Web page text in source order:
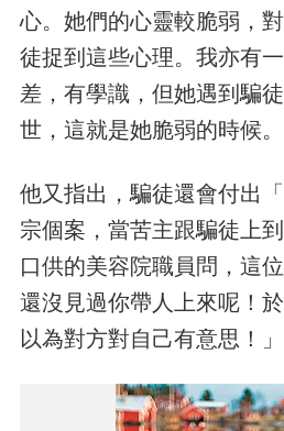
心。她們的心靈較脆弱，
徒捉到這些心理。我亦有
差，有學識，但她遇到騙
世，這就是她脆弱的時候。
他又指出，騙徒還會付出
宗個案，當苦主跟騙徒上
口供的美容院職員問，這
還沒見過你帶人上來呢！
以為對方對自己有意思！」